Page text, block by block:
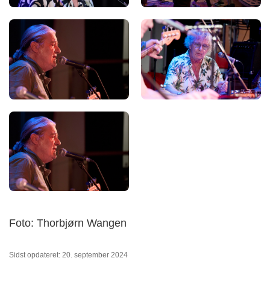
Foto: Thorbjørn Wangen
Sidst opdateret: 20. september 2024